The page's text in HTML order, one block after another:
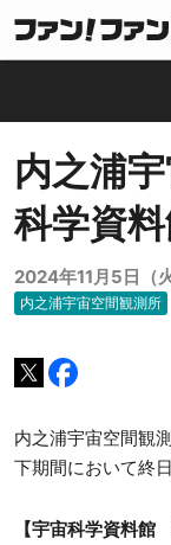
内之浦
科学資
2024年11月5日（火
内之浦宇宙空間観測所
内之浦宇宙空間観
下期間において終
【宇宙科学資料館